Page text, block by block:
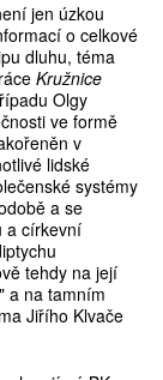
jen úzkou
o celkové
dluhu, téma
Kružnice
Olgy
ve formě
v
lidské
systémy
a se
a církevní
tehdy na její
a na tamním
Jiřího Klvače